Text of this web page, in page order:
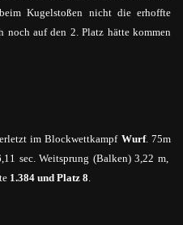
Kugelstoßen nicht die erhoffte
noch auf den 2. Platz hätte kommen
im Blockwettkampf Wurf. 75m
sec. Weitsprung (Balken) 3,22 m,
1.384 und Platz 8.